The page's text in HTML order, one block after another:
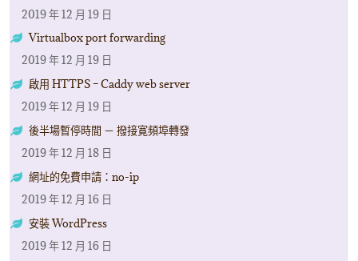
2019 年 12 月 19 日
Virtualbox port forwarding
2019 年 12 月 19 日
啟用 HTTPS – Caddy web server
2019 年 12 月 19 日
後半場暫停時間 － 撥接寛頻埠轉發
2019 年 12 月 18 日
網址的免費申請：no-ip
2019 年 12 月 16 日
安裝 WordPress
2019 年 12 月 16 日